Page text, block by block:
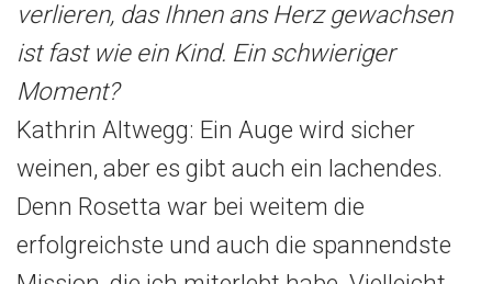
verlieren, das Ihnen ans Herz gewachsen
ist fast wie ein Kind. Ein schwieriger
Moment?
Kathrin Altwegg: Ein Auge wird sicher
weinen, aber es gibt auch ein lachendes.
Denn Rosetta war bei weitem die
erfolgreichste und auch die spannendste